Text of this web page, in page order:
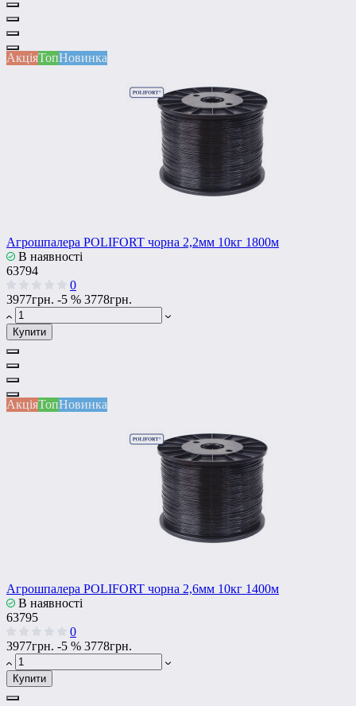
АкціяТопНовинка
Агрошпалера POLIFORT чорна 2,2мм 10кг 1800м
В наявності
63794
0
3977грн. -5 % 3778грн.
Купити
АкціяТопНовинка
Агрошпалера POLIFORT чорна 2,6мм 10кг 1400м
В наявності
63795
0
3977грн. -5 % 3778грн.
Купити